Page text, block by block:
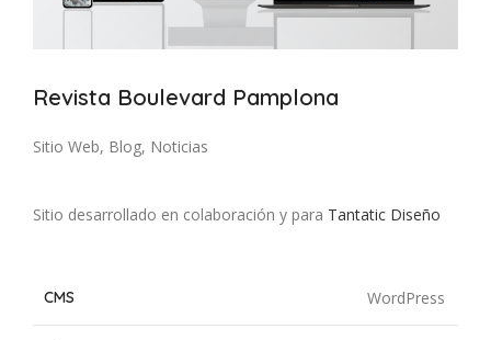
Revista Boulevard Pamplona
Sitio Web, Blog, Noticias
Sitio desarrollado en colaboración y para Tantatic Diseño
CMS WordPress